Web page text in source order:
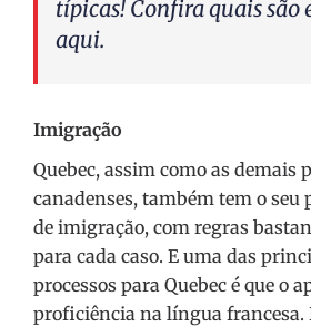
típicas! Confira quais são
aqui.
Imigração
Quebec, assim como as demais
canadenses, também tem o seu
de imigração, com regras
para cada caso. E uma das
processos para Quebec é que o
proficiência na língua francesa.